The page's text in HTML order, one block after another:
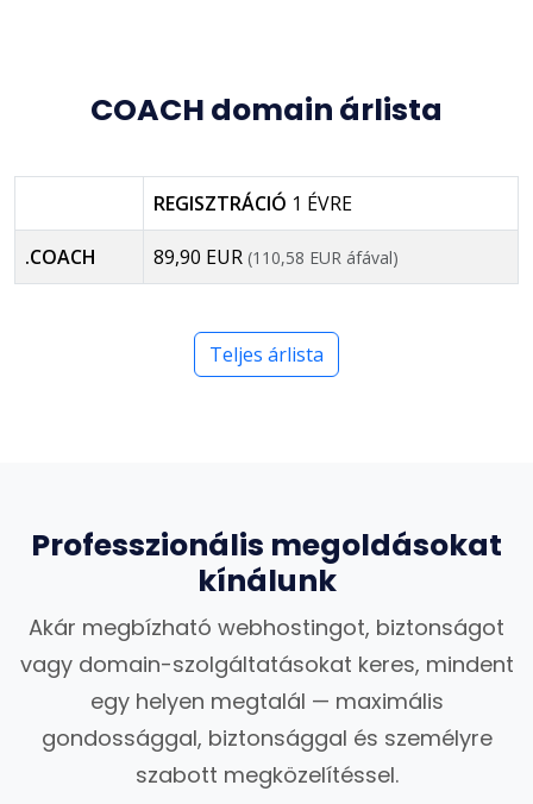
COACH domain árlista
REGISZTRÁCIÓ 1 ÉVRE
.COACH 89,90 EUR (110,58 EUR áfával)
Teljes árlista
Professzionális megoldásokat
kínálunk
Akár megbízható webhostingot, biztonságot
vagy domain-szolgáltatásokat keres, mindent
egy helyen megtalál — maximális
gondossággal, biztonsággal és személyre
szabott megközelítéssel.